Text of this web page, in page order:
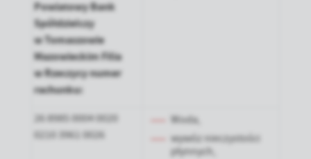
Powiatowy Bank
Spółdzielczy
w Tomaszowie
Mazowieckim Filia
w Rzeczycy numer
rachunku:
26 8985 0004 0020
0210 3961 0026
Woda,
wywóz nieczystości
płynnych,